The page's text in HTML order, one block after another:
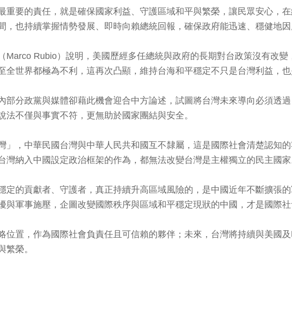
重要的責任，就是確保國家利益、守護區域和平與繁榮，讓民眾安心，
，也持續掌握情勢發展、即時向賴總統回報，確保政府能迅速、穩健地因
Marco Rubio）說明，美國歷經多任總統與政府的長期對台政策沒有改
全世界都極為不利，這再次凸顯，維持台海和平穩定不只是台灣利益，也
部分政黨與媒體卻藉此機會迎合中方論述，試圖將台灣未來導向必須透
不僅與事實不符，更無助於國家團結與安全。
」，中華民國台灣與中華人民共和國互不隸屬，這是國際社會清楚認知
納入中國設定政治框架的作為，都無法改變台灣是主權獨立的民主國家
定的貢獻者、守護者，真正持續升高區域風險的，是中國近年不斷擴張
與軍事施壓，企圖改變國際秩序與區域和平穩定現狀的中國，才是國際社
位置，作為國際社會負責任且可信賴的夥伴；未來，台灣將持續與美國
繁榮。